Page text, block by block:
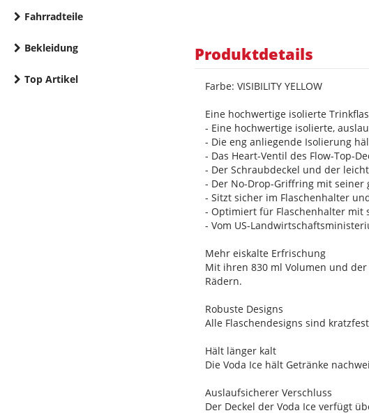
Fahrradteile
Bekleidung
Top Artikel
Produktdetails
Farbe: VISIBILITY YELLOW
Eine hochwertige isolierte
- Eine hochwertige isolierte,
- Die eng anliegende Isolierung
- Das Heart-Ventil des Flow-Top-
- Der Schraubdeckel und der
- Der No-Drop-Griffring mit
- Sitzt sicher im Flaschenhalter
- Optimiert für Flaschenhalter mit
- Vom US-
Mehr eiskalte Erfrischung
Mit ihren 830 ml Volumen und
Rädern.
Robuste Designs
Alle Flaschendesigns sind
Hält länger kalt
Die Voda Ice hält Getränke
Auslaufsicherer Verschluss
Der Deckel der Voda Ice verfügt